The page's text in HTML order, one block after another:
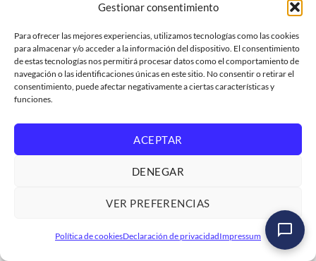
Gestionar consentimiento
Para ofrecer las mejores experiencias, utilizamos tecnologías como las cookies
para almacenar y/o acceder a la información del dispositivo. El consentimiento
de estas tecnologías nos permitirá procesar datos como el comportamiento de
navegación o las identificaciones únicas en este sitio. No consentir o retirar el
consentimiento, puede afectar negativamente a ciertas características y
funciones.
ACEPTAR
DENEGAR
VER PREFERENCIAS
Política de cookiesDeclaración de privacidadImpressum
mayo 2023
abril 2023(3)
marzo 2023(3)
septiembre 2022(3)